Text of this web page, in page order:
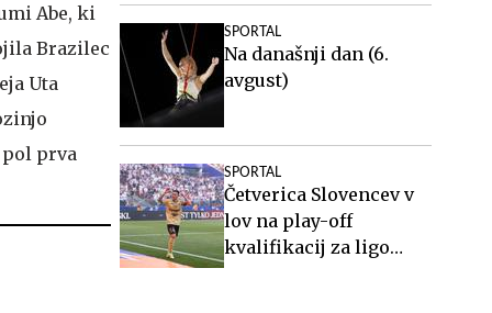
Abe, ki
Brazilec
Uta
prva
SPORTAL
Na današnji dan (6.
avgust)
SPORTAL
Četverica Slovencev v
lov na play-off
kvalifikacij za ligo